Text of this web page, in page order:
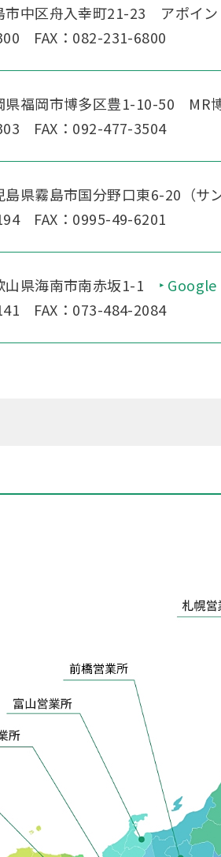
中区舟入幸町21-23 アポイ
FAX：082-231-6800
福岡市博多区豊1-10-50 MR
FAX：092-477-3504
県霧島市国分野口東6-20 （サ
FAX：0995-49-6201
県海南市南赤坂1-1
FAX：073-484-2084